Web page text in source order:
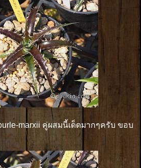
marxii คู่ผสมนี้เด็ดมากๆครับ ขอบ